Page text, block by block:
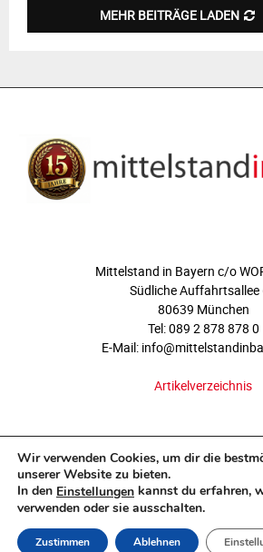
MEHR BEITRÄGE LADEN
Mittelstand in Bayern c/o
Südliche Auffahrtsallee
80639 München
Tel: 089 2 878 878 0
E-Mail:
Artikelverzeichnis
Wir verwenden Cookies, um dir die
unserer Website zu bieten.
In den Einstellungen kannst du erfahren,
verwenden oder sie ausschalten.
Zustimmen Ablehnen